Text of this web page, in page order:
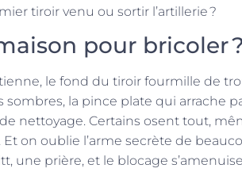
tiroir venu ou sortir l’artillerie ?
pour bricoler ?
le fond du tiroir fourmille de
la pince plate qui arrache
nettoyage. Certains osent tout,
on oublie l’arme secrète de
une prière, et le blocage